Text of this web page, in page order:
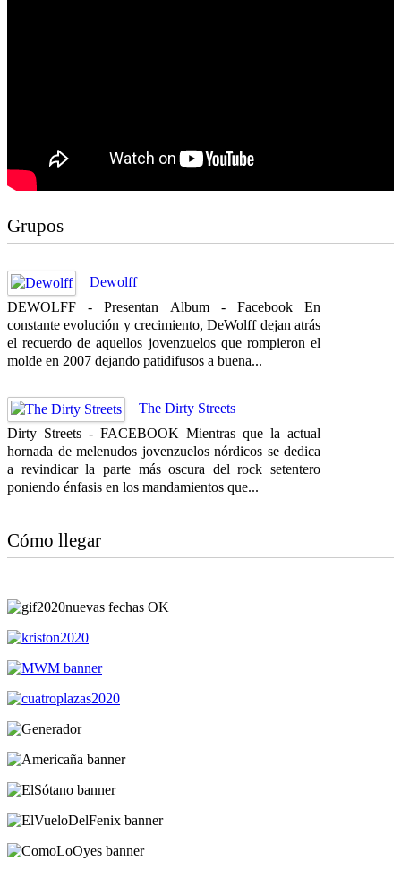
Grupos
Dewolff
DEWOLFF - Presentan Album - Facebook En
constante evolución y crecimiento, DeWolff dejan atrás
el recuerdo de aquellos jovenzuelos que rompieron el
molde en 2007 dejando patidifusos a buena...
The Dirty Streets
Dirty Streets - FACEBOOK Mientras que la actual
hornada de melenudos jovenzuelos nórdicos se dedica
a revindicar la parte más oscura del rock setentero
poniendo énfasis en los mandamientos que...
Cómo llegar